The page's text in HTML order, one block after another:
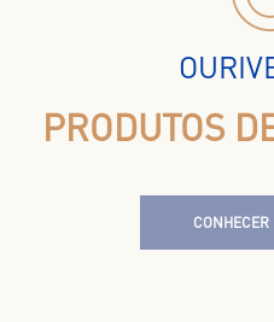
PRODUTOS
CONHECER